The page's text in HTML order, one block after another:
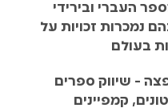
העברי ובירידי
נמכרות זכויות על
בעולם
- שיווק ספרים
קמפיינים